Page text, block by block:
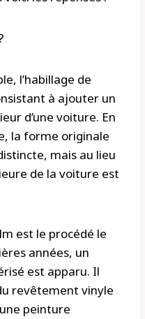
l’habillage de
à ajouter un
d’une voiture. En
la forme originale
mais au lieu
de la voiture est
est le procédé le
années, un
est apparu. Il
revêtement vinyle
peinture